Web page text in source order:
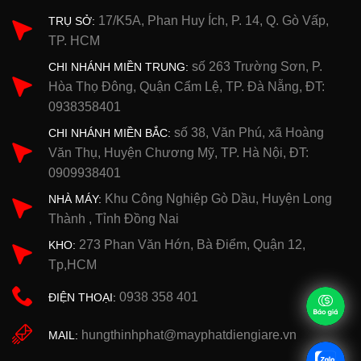
TRỤ SỞ: 17/K5A, Phan Huy Ích, P. 14, Q. Gò Vấp,
TP. HCM
CHI NHÁNH MIỀN TRUNG: số 263 Trường Sơn, P.
Hòa Thọ Đông, Quận Cẩm Lệ, TP. Đà Nẵng, ĐT:
0938358401
CHI NHÁNH MIỀN BẮC: số 38, Văn Phú, xã Hoàng
Văn Thụ, Huyện Chương Mỹ, TP. Hà Nội, ĐT:
0909938401
NHÀ MÁY: Khu Công Nghiệp Gò Dầu, Huyện Long
Thành , Tỉnh Đồng Nai
KHO: 273 Phan Văn Hớn, Bà Điểm, Quận 12,
Tp,HCM
ĐIỆN THOẠI: 0938 358 401
MAIL: hungthinhphat@mayphatdiengiare.vn